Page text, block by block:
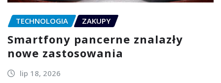
TECHNOLOGIA ZAKUPY
Smartfony pancerne znalazły
nowe zastosowania
lip 18, 2026